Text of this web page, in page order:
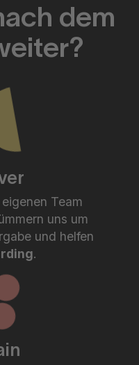
dem
Team
uns um
und helfen
.